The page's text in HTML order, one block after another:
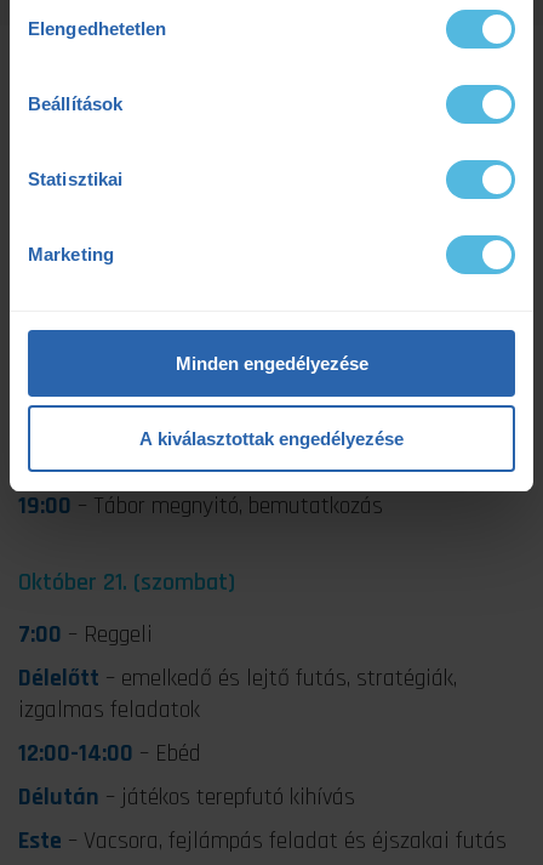
kiválasztása
Elengedhetetlen
Beállítások
Statisztikai
Marketing
Minden engedélyezése
A kiválasztottak engedélyezése
A TÁBOR PROGRAMJA
(A programváltoztatás jogát fenntartjuk!)
Október 20. (péntek)
17:00– Átmozgató edzés
18:00– Vacsora
19:00 – Tábor megnyitó, bemutatkozás
Október 21. (szombat)
7:00 – Reggeli
Délelőtt – emelkedő és lejtő futás, stratégiák,
izgalmas feladatok
12:00-14:00 – Ebéd
Délután – játékos terepfutó kihívás
Este – Vacsora, fejlámpás feladat és éjszakai futás